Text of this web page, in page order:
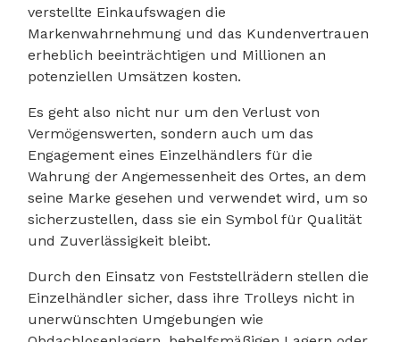
verstellte Einkaufswagen die
Markenwahrnehmung und das Kundenvertrauen
erheblich beeinträchtigen und Millionen an
potenziellen Umsätzen kosten.
Es geht also nicht nur um den Verlust von
Vermögenswerten, sondern auch um das
Engagement eines Einzelhändlers für die
Wahrung der Angemessenheit des Ortes, an dem
seine Marke gesehen und verwendet wird, um so
sicherzustellen, dass sie ein Symbol für Qualität
und Zuverlässigkeit bleibt.
Durch den Einsatz von Feststellrädern stellen die
Einzelhändler sicher, dass ihre Trolleys nicht in
unerwünschten Umgebungen wie